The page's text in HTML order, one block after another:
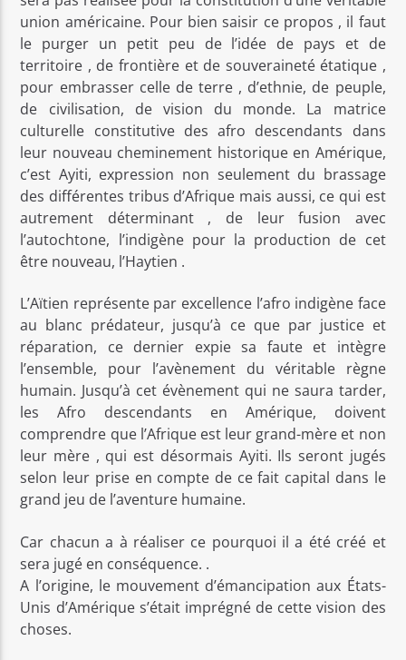
union américaine. Pour bien saisir ce propos , il faut
le purger un petit peu de l’idée de pays et de
territoire , de frontière et de souveraineté étatique ,
pour embrasser celle de terre , d’ethnie, de peuple,
de civilisation, de vision du monde. La matrice
culturelle constitutive des afro descendants dans
leur nouveau cheminement historique en Amérique,
c’est Ayiti, expression non seulement du brassage
des différentes tribus d’Afrique mais aussi, ce qui est
autrement déterminant , de leur fusion avec
l’autochtone, l’indigène pour la production de cet
être nouveau, l’Haytien .
L’Aïtien représente par excellence l’afro indigène face
au blanc prédateur, jusqu’à ce que par justice et
réparation, ce dernier expie sa faute et intègre
l’ensemble, pour l’avènement du véritable règne
humain. Jusqu’à cet évènement qui ne saura tarder,
les Afro descendants en Amérique, doivent
comprendre que l’Afrique est leur grand-mère et non
leur mère , qui est désormais Ayiti. Ils seront jugés
selon leur prise en compte de ce fait capital dans le
grand jeu de l’aventure humaine.
Car chacun a à réaliser ce pourquoi il a été créé et
sera jugé en conséquence. .
A l’origine, le mouvement d’émancipation aux États-
Unis d’Amérique s’était imprégné de cette vision des
choses.